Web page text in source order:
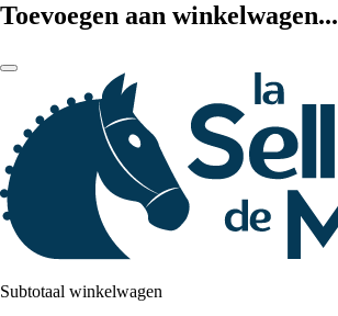
Toevoegen aan winkelwagen...
Subtotaal winkelwagen